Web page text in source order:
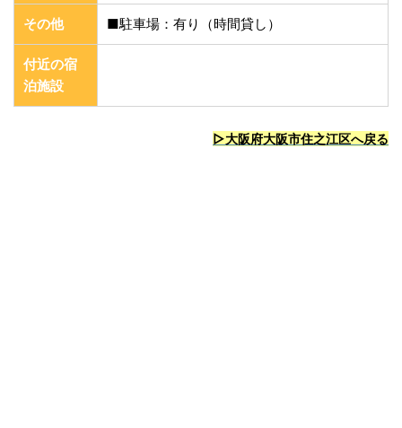
その他 ■駐車場：有り（時間貸し）
付近の宿
泊施設
▷大阪府大阪市住之江区へ戻る